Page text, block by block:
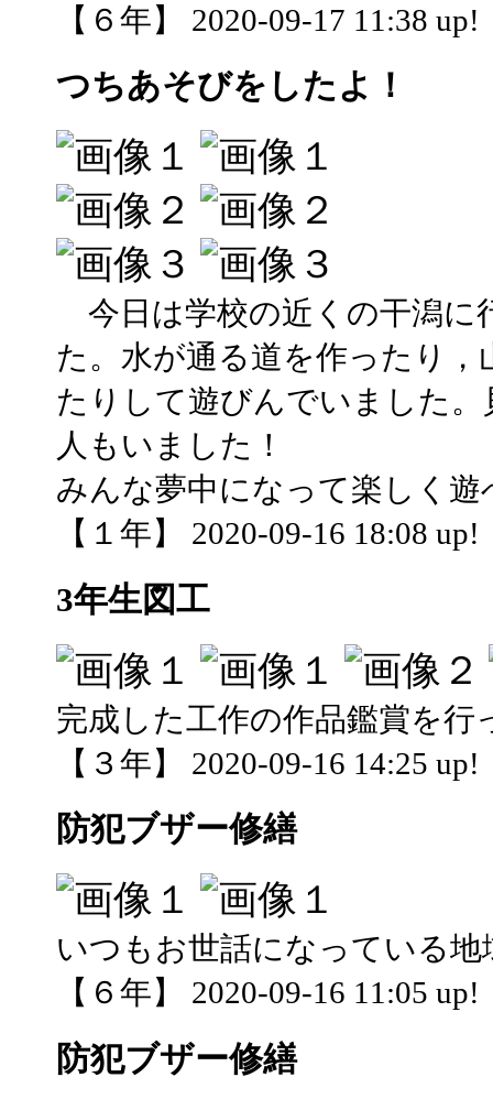
【６年】 2020-09-17 11:38 up!
つちあそびをしたよ！
今日は学校の近くの干潟に
た。水が通る道を作ったり
たりして遊びんでいました
人もいました！
みんな夢中になって楽しく遊
【１年】 2020-09-16 18:08 up!
3年生図工
完成した工作の作品鑑賞を行
【３年】 2020-09-16 14:25 up!
防犯ブザー修繕
いつもお世話になっている
【６年】 2020-09-16 11:05 up!
防犯ブザー修繕